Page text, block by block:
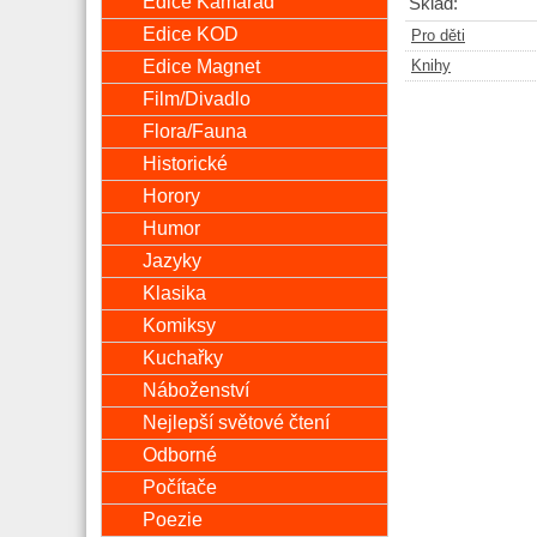
Pro děti
Knihy
Edice KOD
Edice Magnet
Film/Divadlo
Flora/Fauna
Historické
Horory
Humor
Jazyky
Klasika
Komiksy
Kuchařky
Náboženství
Nejlepší světové čtení
Odborné
Počítače
Poezie